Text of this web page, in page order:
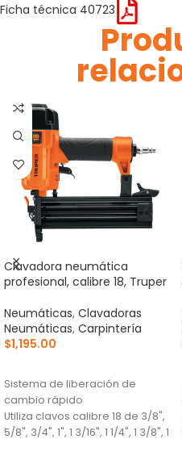
Ficha técnica 40723
Clavadora neumática
profesional, calibre 18, Truper
Neumáticas, Clavadoras
Neumáticas, Carpintería
$1,195.00
Sistema de liberación de
cambio rápido
Utiliza clavos calibre 18 de 3/8",
5/8", 3/4", 1", 1 3/16", 1 1/4", 1 3/8", 1